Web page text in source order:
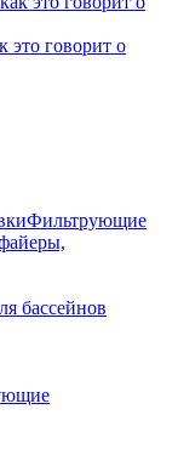
это говорит о
Фильтрующие
бассейнов